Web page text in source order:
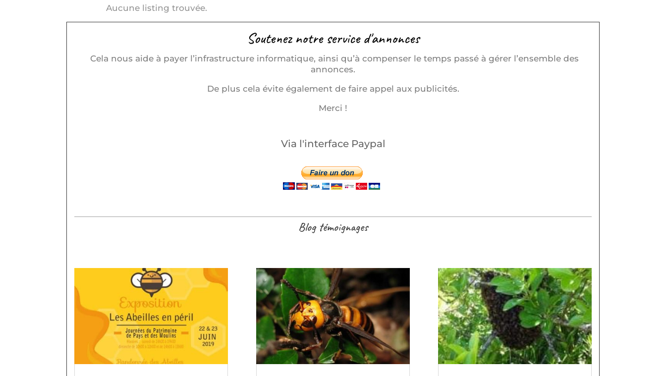
Aucune listing trouvée.
Soutenez notre service d'annonces
Cela nous aide à payer l’infrastructure informatique, ainsi qu’à compenser le temps passé à gérer l’ensemble des
annonces.
De plus cela évite également de faire appel aux publicités.
Merci !
Via l'interface Paypal
Blog témoignages